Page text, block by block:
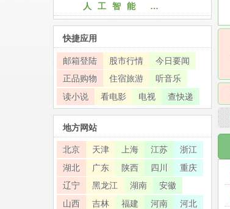
人工智能 …
快捷应用
邮箱登陆 股市行情
今日要闻
正品购物
住宿旅游
听音乐
读小说
看电影 电视 查快递
地方网站
北京 天津 上海 江苏
浙江
湖北
广东 陕西 四川
重庆
辽宁
黑龙江 湖南
安徽
山西
吉林 福建 河南
河北